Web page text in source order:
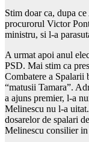
Stim doar ca, dupa
procurorul Victor
ministru, si l-a
A urmat apoi anul
PSD. Mai stim ca
Combatere a Spalarii
“matusii Tamara”.
a ajuns premier, l-a
Melinescu nu l-a
dosarelor de spalari
Melinescu consilier